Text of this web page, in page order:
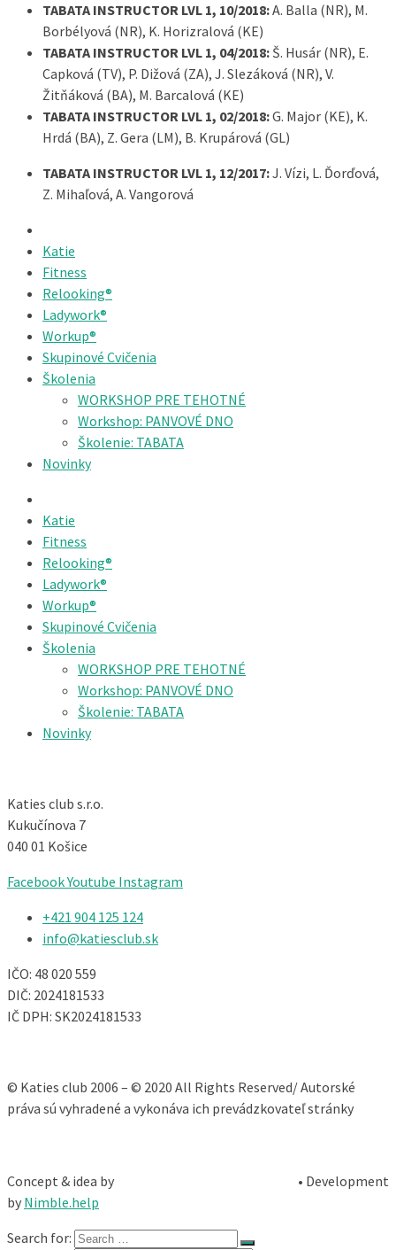
TABATA INSTRUCTOR LVL 1, 10/2018:A. Balla (NR), M.
Borbélyová (NR), K. Horizralová (KE)
TABATA INSTRUCTOR LVL 1, 04/2018: Š. Husár (NR), E.
Capková (TV), P. Dižová (ZA), J. Slezáková (NR), V.
Žitňáková (BA), M. Barcalová (KE)
TABATA INSTRUCTOR LVL 1, 02/2018:G. Major (KE), K.
Hrdá (BA), Z. Gera (LM), B. Krupárová (GL)
TABATA INSTRUCTOR LVL 1, 12/2017:J. Vízi, L. Ďorďová,
Z. Mihaľová, A. Vangorová
Katie
Fitness
Relooking®
Ladywork®
Workup®
Skupinové Cvičenia
Školenia
WORKSHOP PRE TEHOTNÉ
Workshop: PANVOVÉ DNO
Školenie: TABATA
Novinky
Katie
Fitness
Relooking®
Ladywork®
Workup®
Skupinové Cvičenia
Školenia
WORKSHOP PRE TEHOTNÉ
Workshop: PANVOVÉ DNO
Školenie: TABATA
Novinky
Katies club s.r.o.
Kukučínova 7
040 01 Košice
FacebookYoutube Instagram
+421 904 125 124​
info@katiesclub.sk
IČO: 48 020 559
DIČ: 2024181533
IČ DPH: SK2024181533
© Katies club 2006 – © 2020 All Rights Reserved/ Autorské
práva sú vyhradené a vykonáva ich prevádzkovateľ stránky
Concept & idea by
• Development
by Nimble.help
Search for: